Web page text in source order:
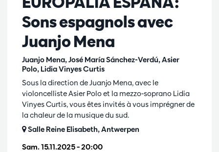
Sons espagnols avec
Juanjo Mena
Juanjo Mena, José María Sánchez-Verdú, Asier
Polo, Lidia Vinyes Curtis
Sam. 15.11.2025– 20:00
Sous la direction de Juanjo Mena, avec le
violoncelliste Asier Polo et la mezzo-soprano Lidia
Vinyes Curtis, vous êtes invités à vous imprégner de
la chaleur de la musique du sud.
Salle Reine Elisabeth, Antwerpen